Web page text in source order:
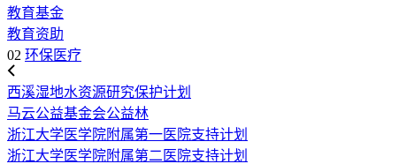
教育基金
教育资助
02 环保医疗
西溪湿地水资源研究保护计划
马云公益基金会公益林
浙江大学医学院附属第一医院支持计划
浙江大学医学院附属第二医院支持计划